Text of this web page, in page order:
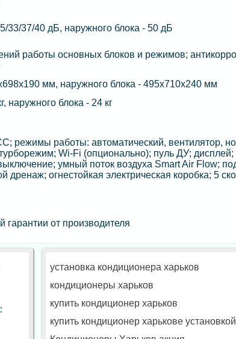
33/37/40 дБ, наружного блока - 50 дБ
работы основных блоков и режимов;
мм, наружного блока - 495х710х240 мм
наружного блока - 24 кг
режимы работы: автоматический, вентилятор,
Wi-Fi (опционально); пуль ДУ; дисплей;
умный поток воздуха Smart Air Flow;
дренаж; огнестойкая электрическая коробка; 5
от производителя
установка кондиционера харьков
кондиционеры харьков
купить кондиционер харьков
купить кондиционер харькове установкой